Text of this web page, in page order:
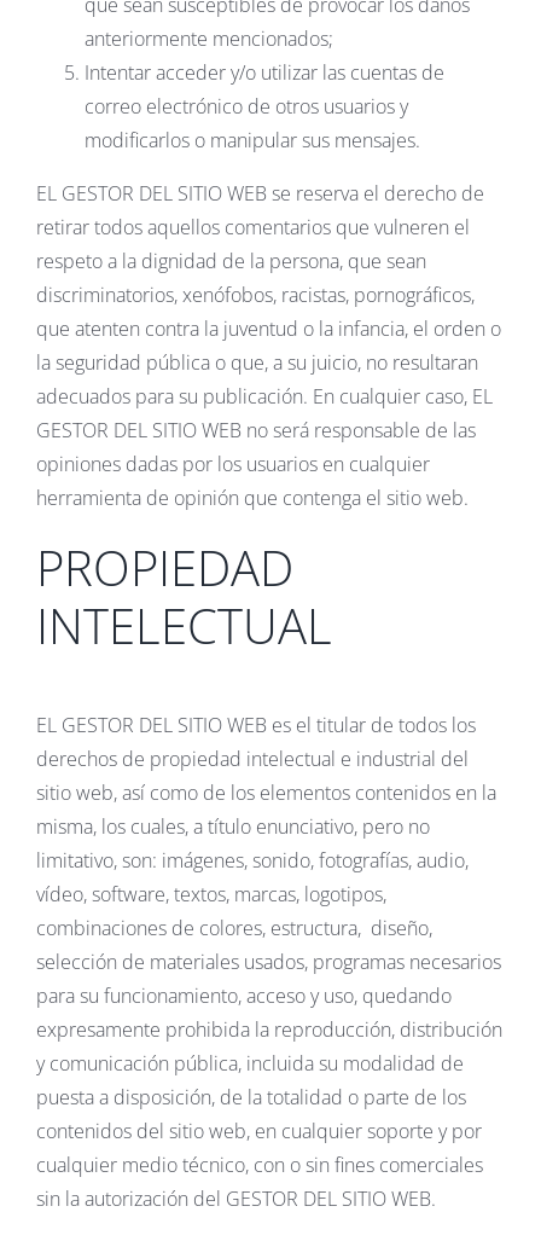
anteriormente mencionados;
Intentar acceder y/o utilizar las cuentas de
correo electrónico de otros usuarios y
modificarlos o manipular sus mensajes.
EL GESTOR DEL SITIO WEB se reserva el derecho de
retirar todos aquellos comentarios que vulneren el
respeto a la dignidad de la persona, que sean
discriminatorios, xenófobos, racistas, pornográficos,
que atenten contra la juventud o la infancia, el orden o
la seguridad pública o que, a su juicio, no resultaran
adecuados para su publicación. En cualquier caso, EL
GESTOR DEL SITIO WEB no será responsable de las
opiniones dadas por los usuarios en cualquier
herramienta de opinión que contenga el sitio web.
PROPIEDAD
INTELECTUAL
EL GESTOR DEL SITIO WEB es el titular de todos los
derechos de propiedad intelectual e industrial del
sitio web, así como de los elementos contenidos en la
misma, los cuales, a título enunciativo, pero no
limitativo, son: imágenes, sonido, fotografías, audio,
vídeo, software, textos, marcas, logotipos,
combinaciones de colores, estructura, diseño,
selección de materiales usados, programas necesarios
para su funcionamiento, acceso y uso, quedando
expresamente prohibida la reproducción, distribución
y comunicación pública, incluida su modalidad de
puesta a disposición, de la totalidad o parte de los
contenidos del sitio web, en cualquier soporte y por
cualquier medio técnico, con o sin fines comerciales
sin la autorización del GESTOR DEL SITIO WEB.